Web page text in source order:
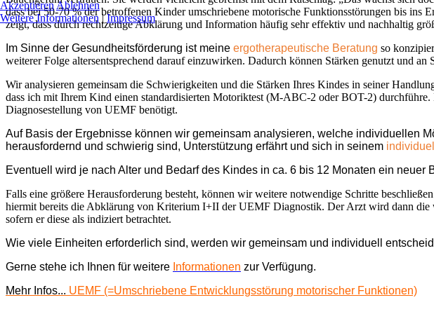
dass bei 50-70 % der betroffenen Kinder umschriebene motorische Funktionsstörungen bis
zeigt, dass durch rechtzeitige Abklärung und Information häufig sehr effektiv und nachhaltig
Im Sinne der Gesundheitsförderung ist meine ergotherapeutische Beratung so
weiterer Folge altersentsprechend darauf einzuwirken. Dadurch können Stärken genutzt und
Wir analysieren gemeinsam die Schwierigkeiten und die Stärken Ihres Kindes in seiner
dass ich mit Ihrem Kind einen standardisierten Motoriktest (M-ABC-2 oder BOT-2)
Diagnosestellung von UEMF benötigt.
Auf Basis der Ergebnisse können wir gemeinsam analysieren, welche individuellen
herausfordernd und schwierig sind, Unterstützung erfährt und sich in seinem
Eventuell wird je nach Alter und Bedarf des Kindes in ca. 6 bis 12 Monaten ein neuer
Falls eine größere Herausforderung besteht, können wir weitere notwendige Schritte
hiermit bereits die Abklärung von Kriterium I+II der UEMF Diagnostik. Der Arzt wird dann
sofern er diese als indiziert betrachtet.
Wie viele Einheiten erforderlich sind, werden wir gemeinsam und individuell
Gerne stehe ich Ihnen für weitere Informationen zur Verfügung.
Mehr Infos... UEMF (=Umschriebene Entwicklungsstörung motorischer Funktionen)
AkzeptierenAblehnen
Weitere Informationen |Impressum